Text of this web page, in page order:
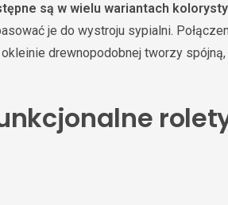
są w wielu wariantach
je do wystroju sypialni.
drewnopodobnej tworzy spójną,